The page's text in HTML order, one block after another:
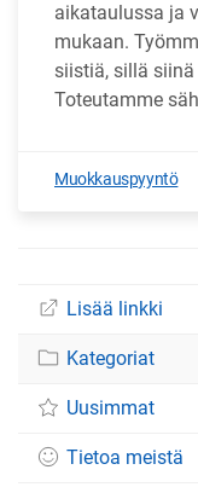
aikataulussa ja
mukaan.
siistiä, sillä
Toteutamme
Muokkauspyyntö
Lisää linkki
Kategoriat
Uusimmat
Tietoa meistä